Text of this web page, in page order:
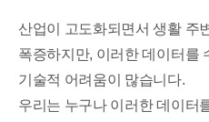
산업이 고도화되면서 생활 주
폭증하지만, 이러한 데이터를
기술적 어려움이 많습니다.
우리는 누구나 이러한 데이터